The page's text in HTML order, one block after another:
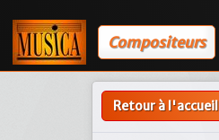
Compositeurs
Retour à l'accueil